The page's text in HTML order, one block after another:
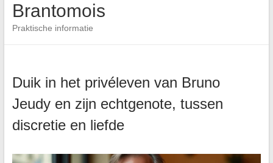
Brantomois
Praktische informatie
Duik in het privéleven van Bruno
Jeudy en zijn echtgenote, tussen
discretie en liefde